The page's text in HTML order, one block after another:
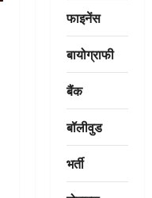
फाइनेंस
बायोग्राफी
बैंक
बॉलीवुड
भर्ती